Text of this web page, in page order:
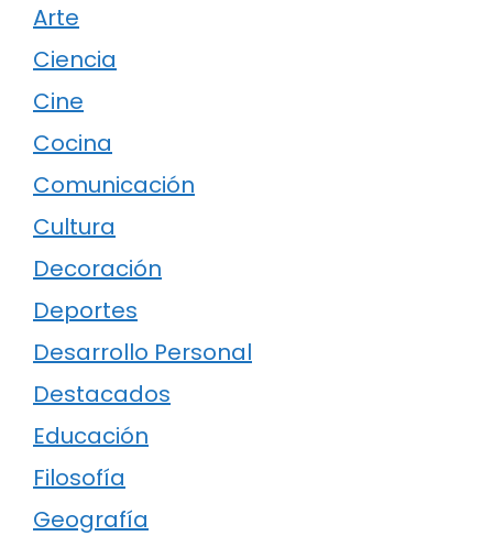
Arte
Ciencia
Cine
Cocina
Comunicación
Cultura
Decoración
Deportes
Desarrollo Personal
Destacados
Educación
Filosofía
Geografía